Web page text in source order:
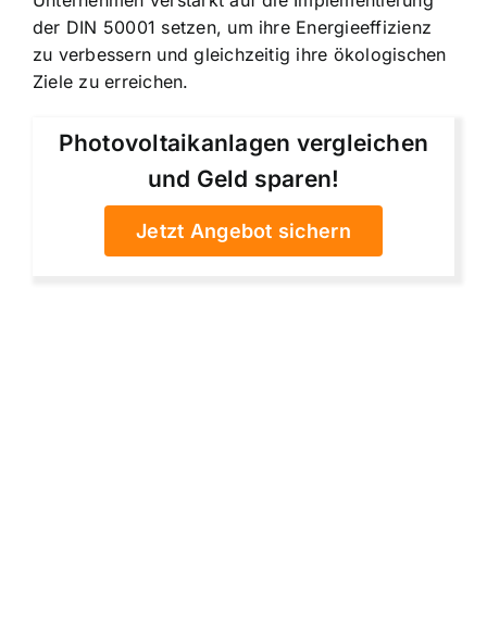
der DIN 50001 setzen, um ihre Energieeffizienz
zu verbessern und gleichzeitig ihre ökologischen
Ziele zu erreichen.
Photovoltaikanlagen vergleichen
und Geld sparen!
Jetzt Angebot sichern